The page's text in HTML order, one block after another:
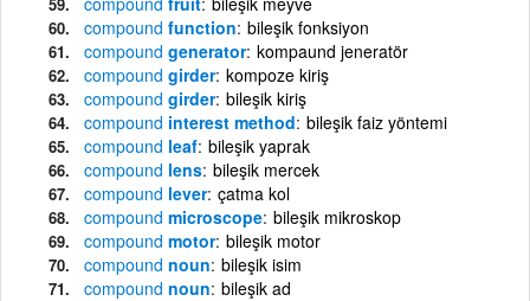
compound function bileşik fonksiyon
compound generator kompaund jeneratör
compound girder kompoze kiriş
compound girder bileşik kiriş
compound interest method bileşik faiz yöntemi
compound leaf bileşik yaprak
compound lens bileşik mercek
compound lever çatma kol
compound microscope bileşik mikroskop
compound motor bileşik motor
compound noun bileşik isim
compound noun bileşik ad